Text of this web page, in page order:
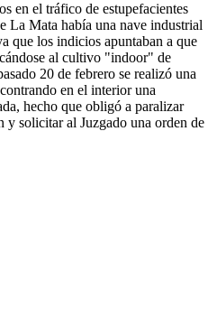
en el tráfico de estupefacientes
La Mata había una nave industrial
que los indicios apuntaban a que
al cultivo "indoor" de
20 de febrero se realizó una
en el interior una
hecho que obligó a paralizar
y solicitar al Juzgado una orden de